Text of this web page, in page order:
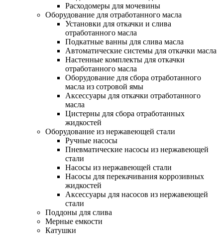
Расходомеры для мочевины
Оборудование для отработанного масла
Установки для откачки и слива
отработанного масла
Подкатные ванны для слива масла
Автоматические системы для откачки масла
Настенные комплекты для откачки
отработанного масла
Оборудование для сбора отработанного
масла из сотровой ямы
Аксессуары для откачки отработанного
масла
Цистерны для сбора отработанных
жидкостей
Оборудование из нержавеющей стали
Ручные насосы
Пневматические насосы из нержавеющей
стали
Насосы из нержавеющей стали
Насосы для перекачивания коррозивных
жидкостей
Аксессуары для насосов из нержавеющей
стали
Поддоны для слива
Мерные емкости
Катушки